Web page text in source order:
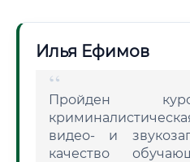
Илья Ефимов
Пройден
видео- и
качество